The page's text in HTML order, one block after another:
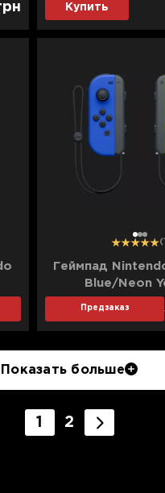
Купить
12 3
Геймпад
Blue/Neon
Предзаказ
Показать больше
1 2